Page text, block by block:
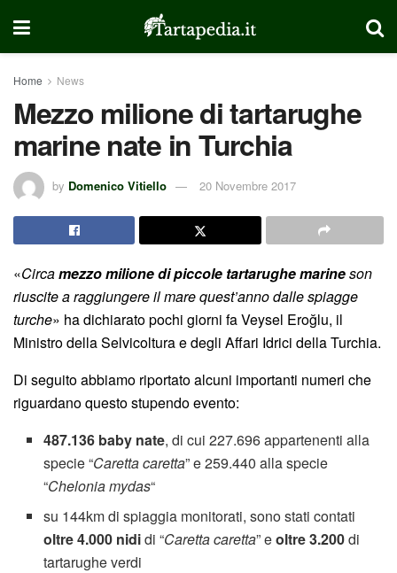
Home News
Mezzo milione di tartarughe
marine nate in Turchia
by Domenico Vitiello 20 Novembre 2017
«Circamezzo milione di piccole tartarughe marineson
riuscite a raggiungere il mare quest’anno dalle spiagge
turche» ha dichiarato pochi giorni fa Veysel Eroğlu, il
Ministro della Selvicoltura e degli Affari Idrici della Turchia.
Di seguito abbiamo riportato alcuni importanti numeri che
riguardano questo stupendo evento:
487.136 baby nate, di cui 227.696 appartenenti alla
specie “Caretta caretta” e 259.440 alla specie
“Chelonia mydas“
su 144km di spiaggia monitorati, sono stati contati
oltre 4.000 nididi “Caretta caretta” eoltre 3.200di
tartarughe verdi